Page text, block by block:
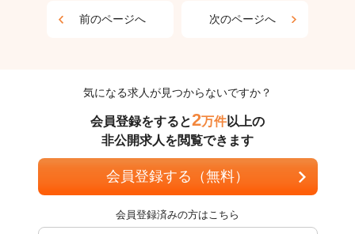
前のページへ 次のページへ
気になる求人が見つからないですか？
会員登録をすると2万件以上の
非公開求人を閲覧できます
会員登録する（無料）
会員登録済みの方はこちら